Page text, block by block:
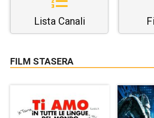
Lista Canali
FILM STASERA